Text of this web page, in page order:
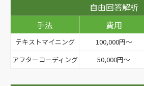
自由回答解析
手法
費用
テキストマイニング
100,000円～
アフターコーディング
50,000円～